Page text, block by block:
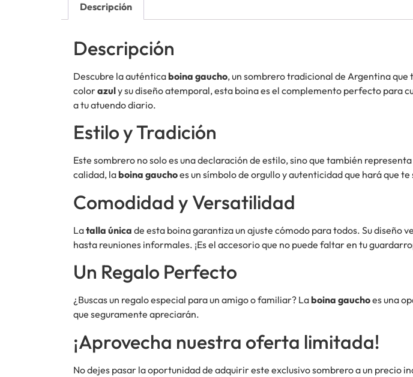
Descripción
Descripción
Descubre la auténticaboina gaucho, un sombrero tradicional de Argentina
colorazuly su diseño atemporal, esta boina es el complemento perfecto para
a tu atuendo diario.
Estilo y Tradición
Este sombrero no solo es una declaración de estilo, sino que también
calidad, laboina gauchoes un símbolo de orgullo y autenticidad que hará que
Comodidad y Versatilidad
Latalla única de esta boina garantiza un ajuste cómodo para todos. Su
hasta reuniones informales. ¡Es el accesorio que no puede faltar en tu
Un Regalo Perfecto
¿Buscas un regalo especial para un amigo o familiar? Laboina gauchoes una
que seguramente apreciarán.
¡Aprovecha nuestra oferta limitada!
No dejes pasar la oportunidad de adquirir este exclusivo sombrero a un precio